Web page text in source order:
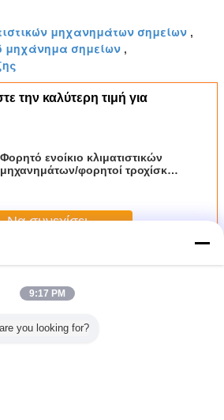
μηχανημάτων σημείων ,
μηχάνημα σημείων ,
την καλύτερη τιμή για
Φορητό ενοίκιο κλιματιστικών
μηχανημάτων/φορητοί τροχίσκοι
11900BTU κινητοί
Να συνεχίσει
σημείων
9:17 PM
you looking for?